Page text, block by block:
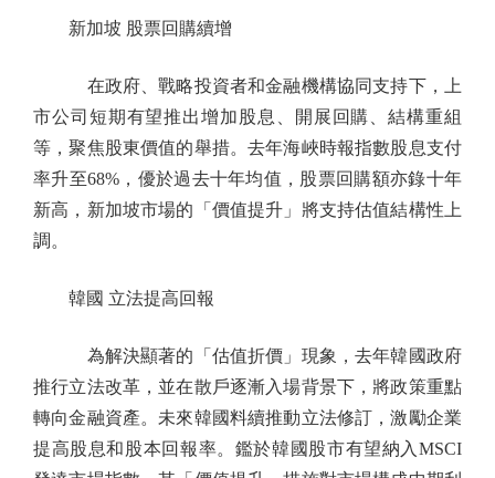
新加坡 股票回購續增
在政府、戰略投資者和金融機構協同支持下，上
市公司短期有望推出增加股息、開展回購、結構重組
等，聚焦股東價值的舉措。去年海峽時報指數股息支付
率升至68%，優於過去十年均值，股票回購額亦錄十年
新高，新加坡市場的「價值提升」將支持估值結構性上
調。
韓國 立法提高回報
為解決顯著的「估值折價」現象，去年韓國政府
推行立法改革，並在散戶逐漸入場背景下，將政策重點
轉向金融資產。未來韓國料續推動立法修訂，激勵企業
提高股息和股本回報率。鑑於韓國股市有望納入MSCI